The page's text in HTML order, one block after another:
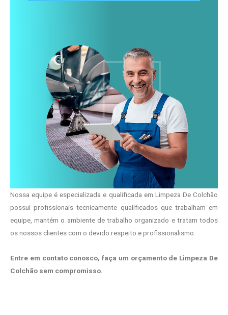
Nossa equipe é especializada e qualificada em Limpeza De Colchão
possui profissionais tecnicamente qualificados que trabalham em
equipe, mantém o ambiente de trabalho organizado e tratam todos
os nossos clientes com o devido respeito e profissionalismo.
Entre em contato conosco, faça um orçamento de Limpeza De
Colchão sem compromisso.